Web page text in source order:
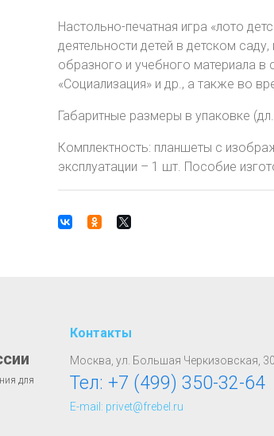
Настольно-печатная игра «лото
деятельности детей в детском
образного и учебного материала в
«Социализация» и др., а также во
Габаритные размеры в упаковке
Комплектность: планшеты с
эксплуатации – 1 шт. Пособие
для
Контакты
Москва, ул. Большая Черкизовская,
Тел: +7 (499) 350-32-64
E-mail: privet@frebel.ru